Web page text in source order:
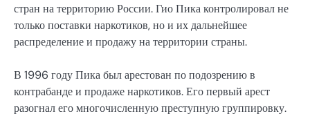
стран на территорию России. Гио Пика контролировал не
только поставки наркотиков, но и их дальнейшее
распределение и продажу на территории страны.
В 1996 году Пика был арестован по подозрению в
контрабанде и продаже наркотиков. Его первый арест
разогнал его многочисленную преступную группировку.